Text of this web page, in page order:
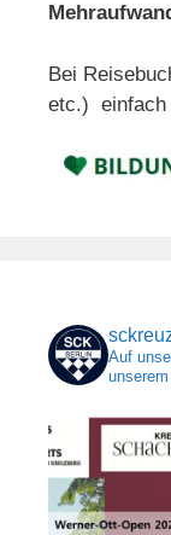
Bei
etc.) einfach
Auf